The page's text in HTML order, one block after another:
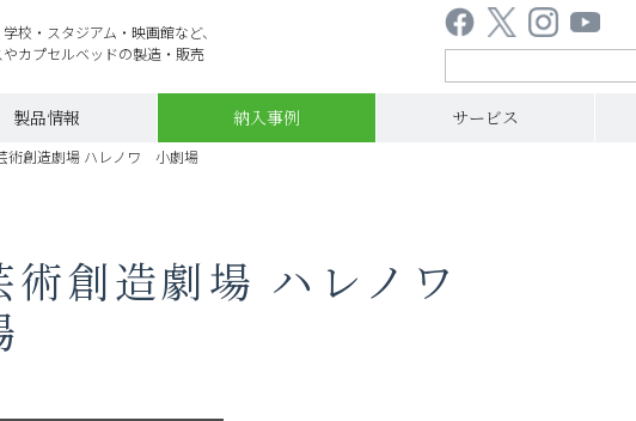
校・スタジアム・映画館など、
カプセルベッドの製造・販売
製品情報 納入事例 サービス
術創造劇場 ハレノワ 小劇場
術創造劇場 ハレノワ